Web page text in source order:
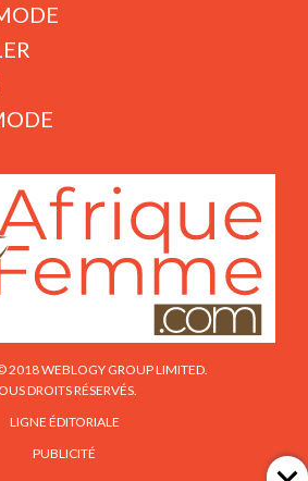
2018 WEBLOGY GROUP LIMITED.
DROITS RÉSERVÉS.
LIGNE ÉDITORIALE
PUBLICITÉ